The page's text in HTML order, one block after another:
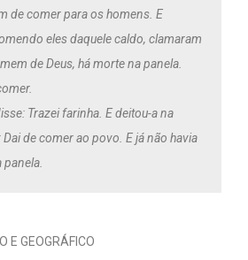
de comer para os homens. E
eles daquele caldo, clamaram
de Deus, há morte na panela.
Trazei farinha. E deitou-a na
Dai de comer ao povo. E já não havia
E GEOGRÁFICO